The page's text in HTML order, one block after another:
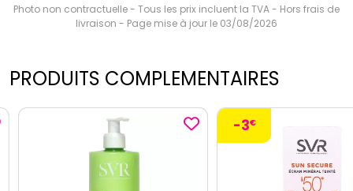
Photo non contractuelle - Tous les prix incluent la TVA - Hors frais de
livraison - Page mise à jour le 03/08/2026
PRODUITS COMPLEMENTAIRES
-3€